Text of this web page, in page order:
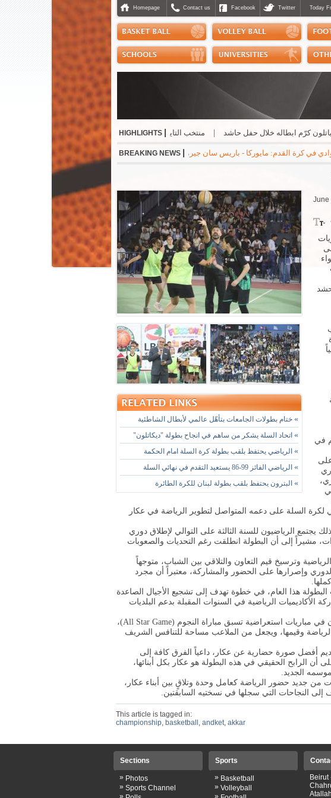
Homepage Contact us Facebook Twitter Today
HIGHLIGHTS | صدور إفادة إدارية منتخب التايكواندو إلى "بطولة الحسن" الاردنية | كرّم ابطاله خلال حفل حاشد
BREAKING NEWS | - ارسنال 3-1 * نابولي - اوساسونا 2-1 * جوفنتوس - تشيلسي 1-0 * مانشستر سيتي - نجوم الدوري الكوري 3-1 * ميلان - انتر 1-1
» ختام بطولات الجامعات بتأهّل عالمي لأبطال الشاطئية
» اتحاد السلة يشكر من ساهم في انجاح بطولة "ديكاتلون"
» الرياضي يحتفظ بلقب بطولة كرة السلة امام الحكمة
» الرياضي الفائز 99-86 يستعيد التقدم في نهائي السلة
» البترون يحتفظ بلقب بطولة لبنان للكرة الطائرة
June
في
لكرة السلة على دعمه المتواصل لتطوير الرياضة في عكار
يجتمع الرياضيون للسنة الثالثة على التوالي لإطلاق دوري
مختلف البلدات، مشيراً إلى أن البطولة انطلقت رغم التحديات والصعوبات
وترسيخ قيم التعاون والتلاقي بين الشباب، متوجهاً
وإصرارها على الحضور والمشاركة، معتبراً أن مجرد
.
البطولة هذا العام، في خطوة تهدف إلى تشجيع الأجيال الصاعدة
الأكاديميات الرياضية في السنوات المقبلة بدعم البلديات
في مباريات استعراضية تسبق مباراة النجوم (All Star Game)
،
وقيمها، ويجعل من الملاعب مساحة للتنافس الشريف
أفضل صورة حضارية عن عكار، داعياً الفرق كافة إلى
أن الرابح الحقيقي في هذه البطولة هو عكار بكل أبنائها،
الجديد.
من جديد حضور الرياضة كعامل وحدة وتلاقٍ بين أبناء عكار،
النجاحات التي سجلها في نسختيه السابقتين.
This article is tagged in:
championship, basketball , andket, akkar
Sections
» Photos
» Sports Channel
»
Sports
» Basketball
» Volleyball
»
Beirut